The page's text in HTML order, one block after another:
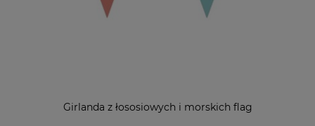
Girlanda z łososiowych i morskich flag